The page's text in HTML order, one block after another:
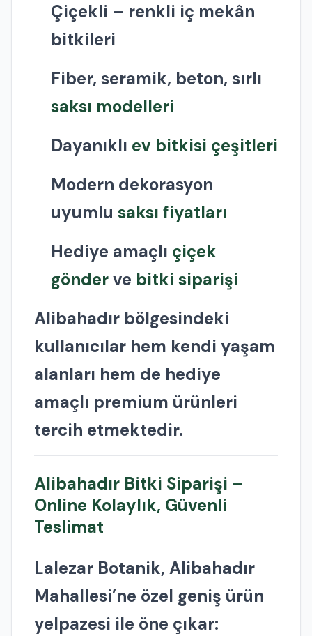
Çiçekli – renkli iç mekân
bitkileri
Fiber, seramik, beton, sırlı
saksı modelleri
Dayanıklı ev bitkisi çeşitleri
Modern dekorasyon
uyumlu saksı fiyatları
Hediye amaçlı çiçek
gönderve bitki siparişi
Alibahadır bölgesindeki
kullanıcılar hem kendi yaşam
alanları hem de hediye
amaçlı premium ürünleri
tercih etmektedir.
Alibahadır Bitki Siparişi –
Online Kolaylık, Güvenli
Teslimat
Lalezar Botanik, Alibahadır
Mahallesi’ne özel geniş ürün
yelpazesi ile öne çıkar: